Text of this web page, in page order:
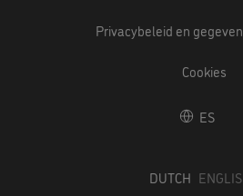
ES
DUTCH
Privacybeleid en
Cookies